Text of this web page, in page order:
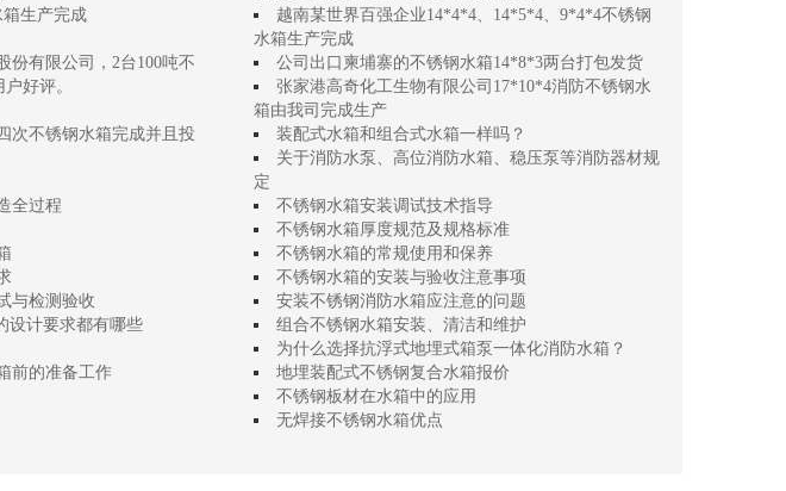
箱生产完成
越南某世界百强企业14*4*4、14*5*4、9*4*4不锈钢
水箱生产完成
份有限公司，2台100吨不
好评。
公司出口柬埔寨的不锈钢水箱14*8*3两台打包发货
张家港高奇化工生物有限公司17*10*4消防不锈钢水
箱由我司完成生产
次不锈钢水箱完成并且投
装配式水箱和组合式水箱一样吗？
关于消防水泵、高位消防水箱、稳压泵等消防器材规
定
全过程
不锈钢水箱安装调试技术指导
不锈钢水箱厚度规范及规格标准
不锈钢水箱的常规使用和保养
不锈钢水箱的安装与验收注意事项
与检测验收
安装不锈钢消防水箱应注意的问题
设计要求都有哪些
组合不锈钢水箱安装、清洁和维护
为什么选择抗浮式地埋式箱泵一体化消防水箱？
前的准备工作
地埋装配式不锈钢复合水箱报价
不锈钢板材在水箱中的应用
无焊接不锈钢水箱优点